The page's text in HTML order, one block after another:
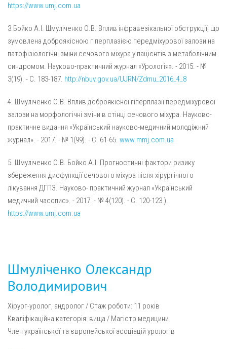
https://www.umj.com.ua
3.Бойко А.І. Шмуліченко О.В. Вплив інфравезікальної обструкції, що
зумовлена доброякісною гіперплазією передміхурової залози на
патофізіологічні зміни сечового міхура у пацієнтів з метаболічним
синдромом. Науково-практичний журнал «Урологія». - 2015. - №
3(19). - С. 183-187. http://nbuv.gov.ua/UJRN/Zdmu_2016_4_8
4. Шмуліченко О.В. Вплив доброякісної гіперплазії передміхурової
залози на морфологічні зміни в стінці сечового міхура. Науково-
практичне видання «Український науково-медичний молодіжний
журнал». - 2017. - № 1(99). - С. 61-65. www.mmj.com.ua
5. Шмуліченко О.В. Бойко А.І. Прогностичні фактори ризику
збереження дисфункції сечового міхура після хірургічного
лікування ДГПЗ. Науково- практичний журнал «Український
медичний часопис». - 2017. - № 4(120). - С. 120-123.).
https://www.umj.com.ua
Шмуліченко Олександр
Володимирович
Хірург-уролог, андролог / Стаж роботи: 11 років
Кваліфікаційна категорія: вища / Магістр медицини
Член української та європейської асоціацій урологів